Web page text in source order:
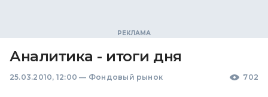
Аналитика - итоги дня
25.03.2010, 12:00 — Фондовый рынок 702